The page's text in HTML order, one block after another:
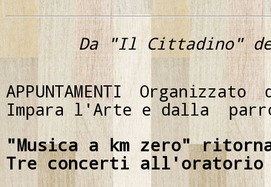
Da "Il Cittadino"
APPUNTAMENTI
Impara l'Arte e dalla
"Musica a km zero"
Tre concerti all'oratorio